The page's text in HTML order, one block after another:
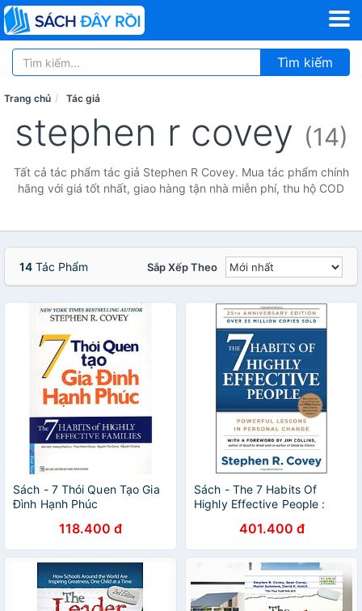
Tìm kiếm
Trang chủ Tác giả
stephen r covey (14)
Tất cả tác phẩm tác giả Stephen R Covey. Mua tác phẩm chính
hãng với giá tốt nhất, giao hàng tận nhà miễn phí, thu hộ COD
14 Tác Phẩm Sắp Xếp Theo
Sách - 7 Thói Quen Tạo Gia
Đình Hạnh Phúc
118.400 đ
Sách - The 7 Habits Of
Highly Effective People :
Personal Change
401.400 đ